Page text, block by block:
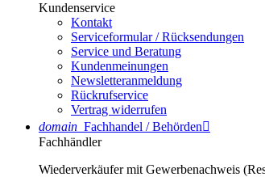
Kundenservice
Kontakt
Serviceformular / Rücksendungen
Service und Beratung
Kundenmeinungen
Newsletteranmeldung
Rückrufservice
Vertrag widerrufen
domain Fachhandel / Behörden
Fachhändler
Wiederverkäufer mit Gewerbenachweis